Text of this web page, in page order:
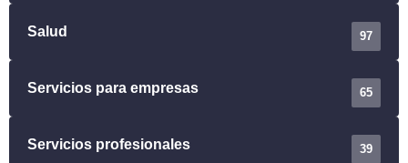
Salud 97
Servicios para empresas 65
Servicios profesionales 39